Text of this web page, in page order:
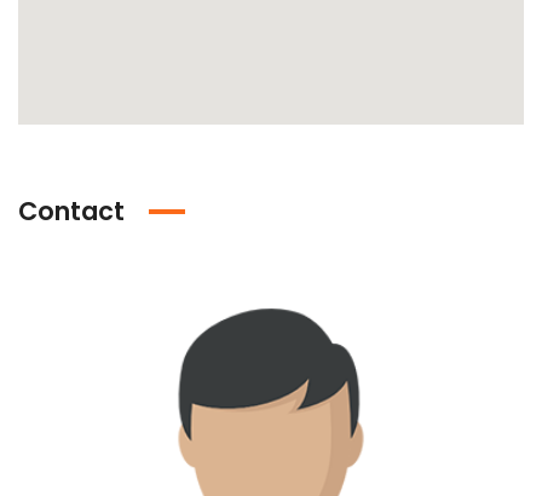
Contact